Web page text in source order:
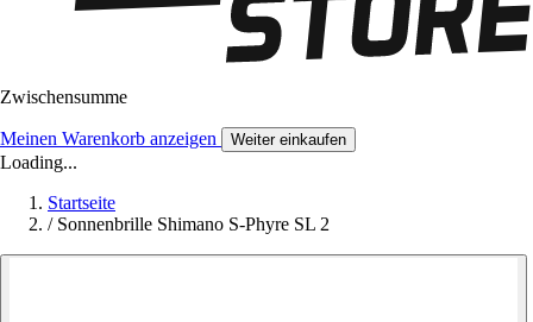
Zwischensumme
Meinen Warenkorb anzeigen Weiter einkaufen
Loading...
Startseite
/ Sonnenbrille Shimano S-Phyre SL 2